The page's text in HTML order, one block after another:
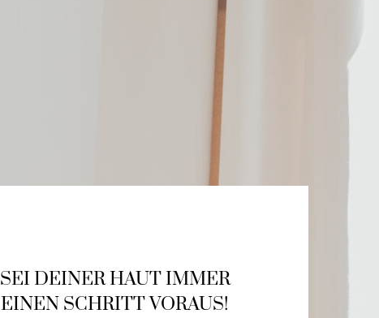
SEI DEINER HAUT IMMER
EINEN SCHRITT VORAUS!